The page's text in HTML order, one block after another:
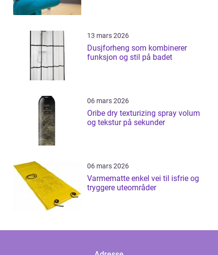
13 mars 2026
Dusjforheng som kombinerer
funksjon og stil på badet
06 mars 2026
Oribe dry texturizing spray volum
og tekstur på sekunder
06 mars 2026
Varmematte enkel vei til isfrie og
tryggere uteområder